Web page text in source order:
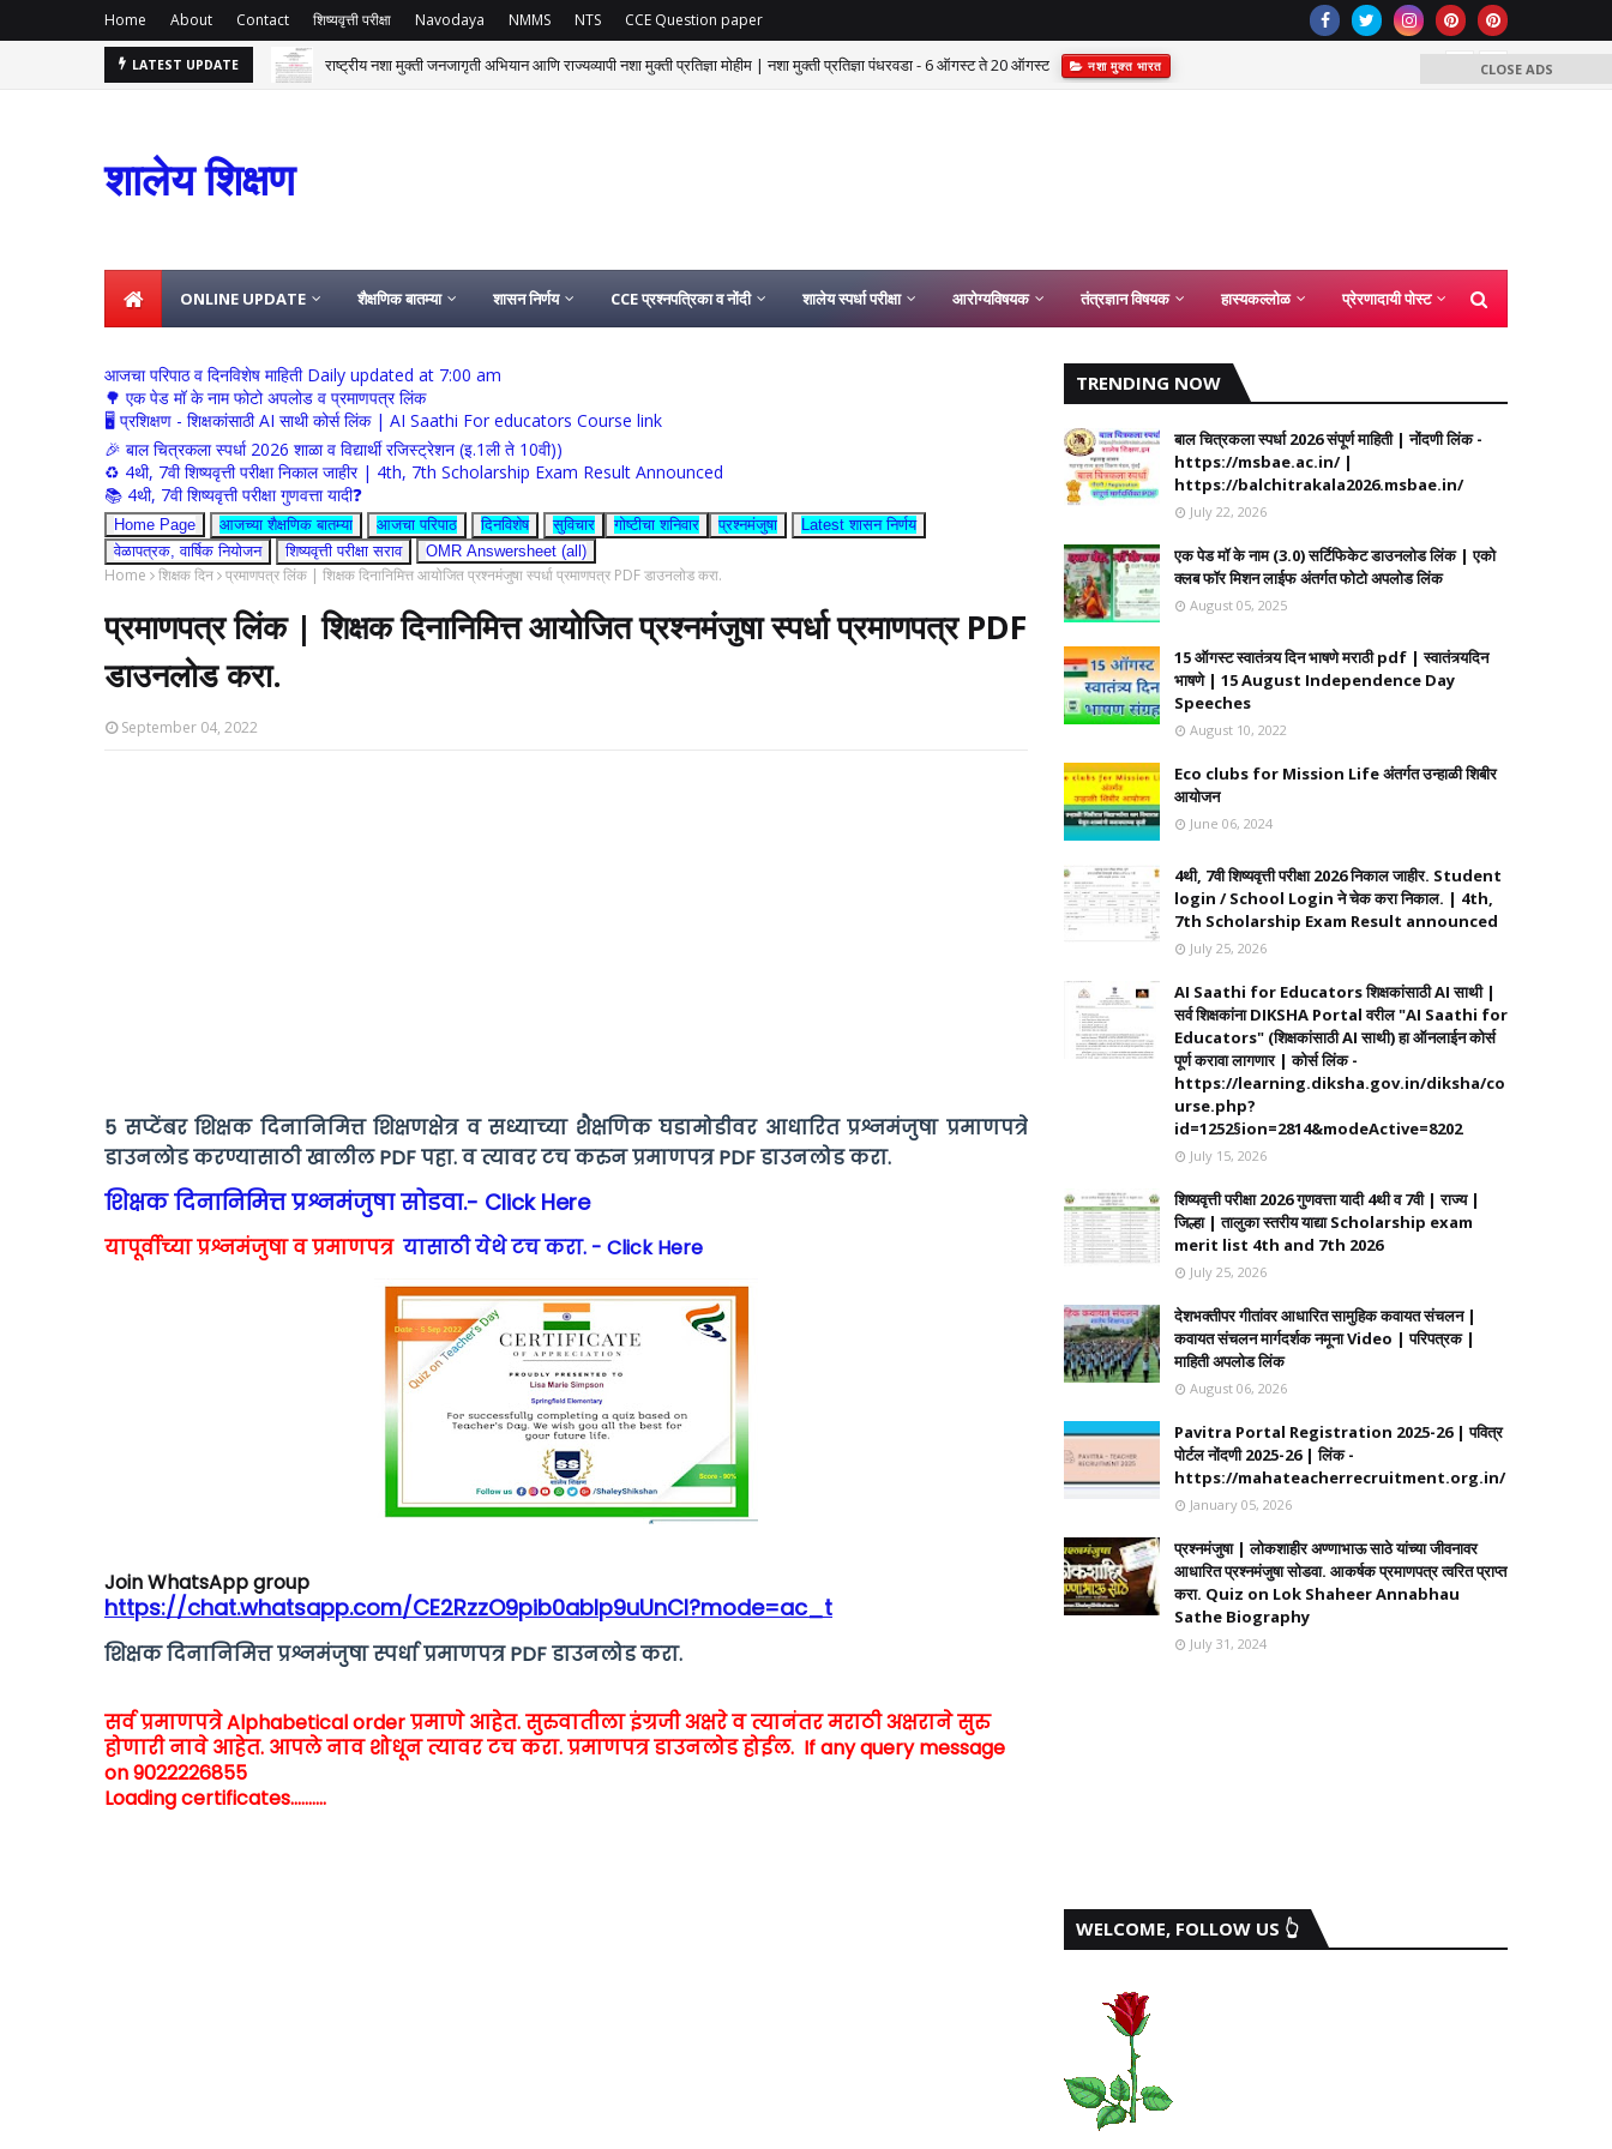
Home About Contact शिष्यवृत्ती परीक्षा Navodaya NMMS NTS CCE Question paper
LATEST UPDATE राष्ट्रीय नशा मुक्ती जनजागृती अभियान आणि राज्यव्यापी नशा मुक्ती प्रतिज्ञा मोहीम | नशा मुक्ती प्रतिज्ञा पंधरवडा - 6 ऑगस्ट ते 20 ऑगस्ट नशा मुक्त भारत
शालेय शिक्षण
ONLINE UPDATE शैक्षणिक बातम्या शासन निर्णय CCE प्रश्नपत्रिका व नोंदी शालेय स्पर्धा परीक्षा आरोग्यविषयक तंत्रज्ञान विषयक हास्यकल्लोळ प्रेरणादायी पोस्ट
आजचा परिपाठ व दिनविशेष माहिती Daily updated at 7:00 am
🌳 एक पेड मॉ के नाम फोटो अपलोड व प्रमाणपत्र लिंक
🖥 प्रशिक्षण - शिक्षकांसाठी AI साथी कोर्स लिंक | AI Saathi For educators Course link
🎉 बाल चित्रकला स्पर्धा 2026 शाळा व विद्यार्थी रजिस्ट्रेशन (इ.1ली ते 10वी))
♻️ 4थी, 7वी शिष्यवृत्ती परीक्षा निकाल जाहीर | 4th, 7th Scholarship Exam Result Announced
📚 4थी, 7वी शिष्यवृत्ती परीक्षा गुणवत्ता यादी❓
Home Page आजच्या शैक्षणिक बातम्या आजचा परिपाठ दिनविशेष सुविचार गोष्टीचा शनिवार प्रश्नमंजुषा
Latest शासन निर्णय
वेळापत्रक, वार्षिक नियोजन
शिष्यवृत्ती परीक्षा सराव OMR Answersheet (all)
Home शिक्षक दिन प्रमाणपत्र लिंक | शिक्षक दिनानिमित्त आयोजित प्रश्नमंजुषा स्पर्धा प्रमाणपत्र PDF डाउनलोड करा.
प्रमाणपत्र लिंक | शिक्षक दिनानिमित्त आयोजित प्रश्नमंजुषा स्पर्धा प्रमाणपत्र PDF
डाउनलोड करा.
September 04, 2022
5 सप्टेंबर शिक्षक दिनानिमित्त शिक्षणक्षेत्र व सध्याच्या शैक्षणिक घडामोडीवर आधारित प्रश्नमंजुषा प्रमाणपत्रे
डाउनलोड करण्यासाठी खालील PDF पहा. व त्यावर टच करुन प्रमाणपत्र PDF डाउनलोड करा.
शिक्षक दिनानिमित्त प्रश्नमंजुषा सोडवा.- Click Here
यापूर्वीच्या प्रश्नमंजुषा व प्रमाणपत्रयासाठी येथे टच करा. - Click Here
Join WhatsApp group
https://chat.whatsapp.com/CE2RzzO9pib0ablp9uUnCI?mode=ac_t
शिक्षक दिनानिमित्त प्रश्नमंजुषा स्पर्धा प्रमाणपत्र PDF डाउनलोड करा.
सर्व प्रमाणपत्रे Alphabetical order प्रमाणे आहेत. सुरुवातीला इंग्रजी अक्षरे व त्यानंतर मराठी अक्षराने सुरु
होणारी नावे आहेत. आपले नाव शोधून त्यावर टच करा. प्रमाणपत्र डाउनलोड होईल. If any query message
on 9022226855
Loading certificates..........
TRENDING NOW
बाल चित्रकला स्पर्धा 2026 संपूर्ण माहिती | नोंदणी लिंक -
https://msbae.ac.in/ |
https://balchitrakala2026.msbae.in/
July 22, 2026
एक पेड मॉ के नाम (3.0) सर्टिफिकेट डाउनलोड लिंक | एको
क्लब फॉर मिशन लाईफ अंतर्गत फोटो अपलोड लिंक
August 05, 2025
15 ऑगस्ट स्वातंत्र्य दिन भाषणे मराठी pdf | स्वातंत्र्यदिन
भाषणे | 15 August Independence Day
Speeches
August 10, 2022
Eco clubs for Mission Life अंतर्गत उन्हाळी शिबीर
आयोजन
June 06, 2024
4थी, 7वी शिष्यवृत्ती परीक्षा 2026 निकाल जाहीर. Student
login / School Login ने चेक करा निकाल. | 4th,
7th Scholarship Exam Result announced
July 25, 2026
AI Saathi for Educators शिक्षकांसाठी AI साथी |
सर्व शिक्षकांना DIKSHA Portal वरील "AI Saathi for
Educators" (शिक्षकांसाठी AI साथी) हा ऑनलाईन कोर्स
पूर्ण करावा लागणार | कोर्स लिंक -
https://learning.diksha.gov.in/diksha/co
urse.php?
id=1252§ion=2814&modeActive=8202
July 15, 2026
शिष्यवृत्ती परीक्षा 2026 गुणवत्ता यादी 4थी व 7वी | राज्य |
जिल्हा | तालुका स्तरीय याद्या Scholarship exam
merit list 4th and 7th 2026
July 25, 2026
देशभक्तीपर गीतांवर आधारित सामुहिक कवायत संचलन |
कवायत संचलन मार्गदर्शक नमूना Video | परिपत्रक |
माहिती अपलोड लिंक
August 06, 2026
Pavitra Portal Registration 2025-26 | पवित्र
पोर्टल नोंदणी 2025-26 | लिंक -
https://mahateacherrecruitment.org.in/
January 05, 2026
प्रश्नमंजुषा | लोकशाहीर अण्णाभाऊ साठे यांच्या जीवनावर
आधारित प्रश्नमंजुषा सोडवा. आकर्षक प्रमाणपत्र त्वरित प्राप्त
करा. Quiz on Lok Shaheer Annabhau
Sathe Biography
July 31, 2024
WELCOME, FOLLOW US 👆
CLOSE ADS